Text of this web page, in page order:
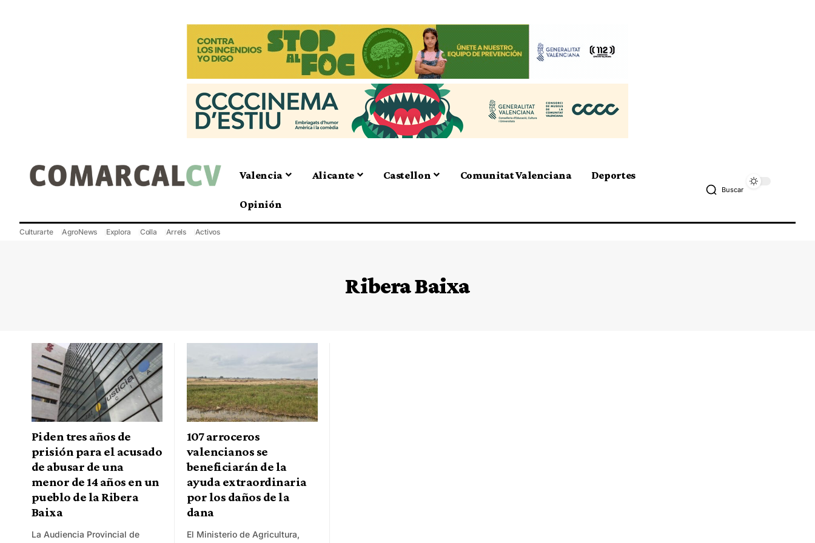
Valencia Alicante Castellon Comunitat Valenciana Deportes
Opinión
Buscar
Culturarte AgroNews Explora Colla Arrels Activos
Ribera Baixa
Piden tres años de
prisión para el acusado
de abusar de una
menor de 14 años en un
pueblo de la Ribera
Baixa
La Audiencia Provincial de
107 arroceros
valencianos se
beneficiarán de la
ayuda extraordinaria
por los daños de la
dana
El Ministerio de Agricultura,